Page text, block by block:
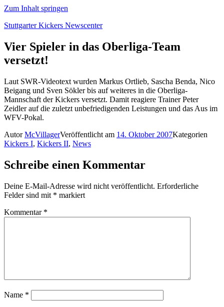
Zum Inhalt springen
Stuttgarter Kickers Newscenter
Vier Spieler in das Oberliga-Team
versetzt!
Laut SWR-Videotext wurden Markus Ortlieb, Sascha Benda, Nico
Beigang und Sven Sökler bis auf weiteres in die Oberliga-
Mannschaft der Kickers versetzt. Damit reagiere Trainer Peter
Zeidler auf die zuletzt unbefriedigenden Leistungen und das Aus im
WFV-Pokal.
AutorMcVillagerVeröffentlicht am 14. Oktober 2007Kategorien
Kickers I, Kickers II, News
Schreibe einen Kommentar
Deine E-Mail-Adresse wird nicht veröffentlicht. Erforderliche
Felder sind mit * markiert
Kommentar *
Name *